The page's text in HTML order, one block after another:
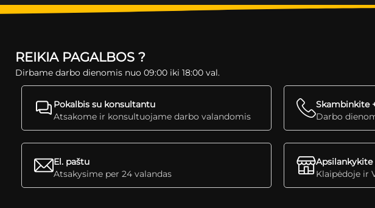
REIKIA PAGALBOS ?
Dirbame darbo dienomis nuo 09:00 iki 18:00 val.
Pokalbis su konsultantu
Atsakome ir konsultuojame darbo valandomis
Skambinkite
Darbo
El. paštu
Atsakysime per 24 valandas
Klaipėdoje ir